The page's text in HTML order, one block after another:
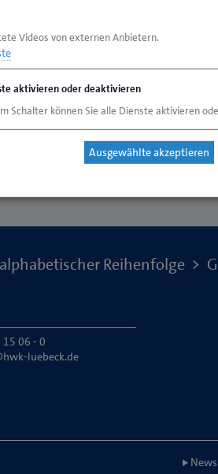
Reihenfolge
15 06 - 0
luebeck.de
Videos von externen Anbietern.
aktivieren oder deaktivieren
Schalter können Sie alle Dienste aktivieren
Ausgewählte akzeptieren